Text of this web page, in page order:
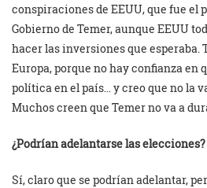
conspiraciones de EEUU, que fue el
Gobierno de Temer, aunque EEUU
hacer las inversiones que esperaba.
Europa, porque no hay confianza en
política en el país… y creo que no la
Muchos creen que Temer no va a
¿Podrían adelantarse las elecciones?
Sí, claro que se podrían adelantar,